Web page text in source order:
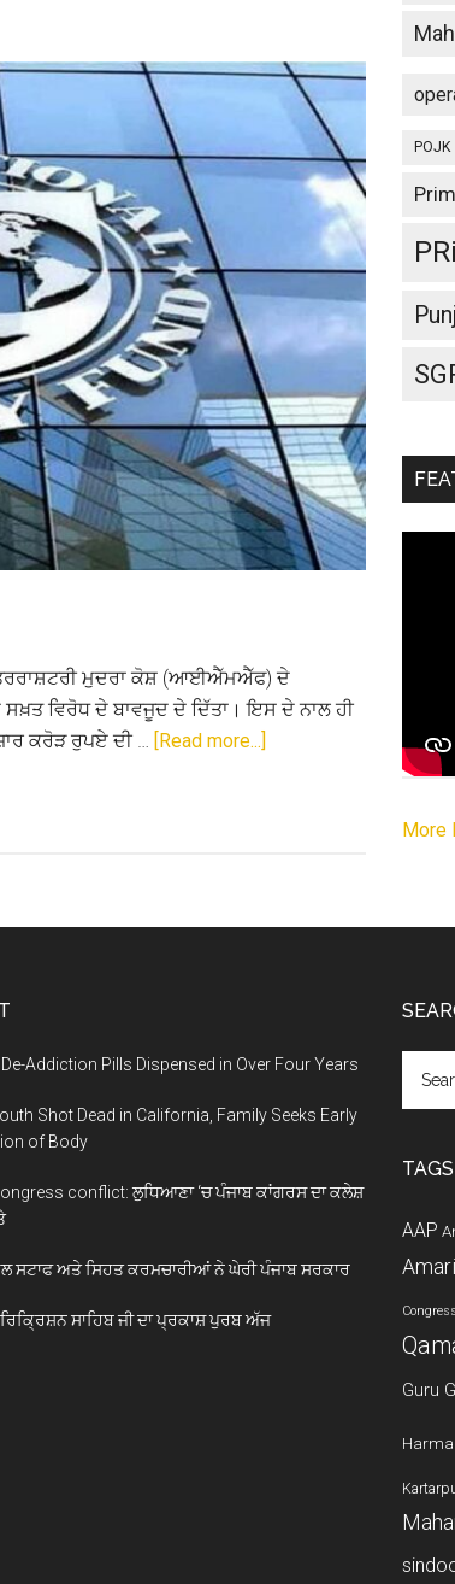
ਮੁਦਰਾ ਕੋਸ਼ (ਆਈਐੱਮਐੱਫ) ਦੇ
ਸਖ਼ਤ ਵਿਰੋਧ ਦੇ ਬਾਵਜੂਦ ਦੇ ਦਿੱਤਾ। ਇਸ ਦੇ ਨਾਲ ਹੀ
ਕਰੋੜ ਰੁਪਏ ਦੀ …
[Read more...]
ਭਾਰੀ
ਸਵਾਲ
ਕਰਦਾ
POJK
More
Addiction Pills Dispensed in Over Four Years
Shot Dead in California, Family Seeks Early
of Body
conflict: ਲੁਧਿਆਣਾ ‘ਚ ਪੰਜਾਬ ਕਾਂਗਰਸ ਦਾ ਕਲੇਸ਼
ਸਟਾਫ ਅਤੇ ਸਿਹਤ ਕਰਮਚਾਰੀਆਂ ਨੇ ਘੇਰੀ ਪੰਜਾਬ ਸਰਕਾਰ
ਸਾਹਿਬ ਜੀ ਦਾ ਪ੍ਰਕਾਸ਼ ਪੁਰਬ ਅੱਜ
the
TAGS
AAP
Congress
Guru